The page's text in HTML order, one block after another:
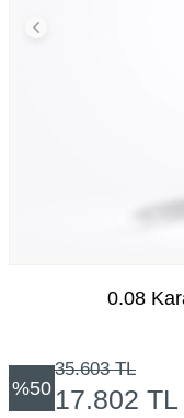
0.08
%50
35.603TL
17.802 TL